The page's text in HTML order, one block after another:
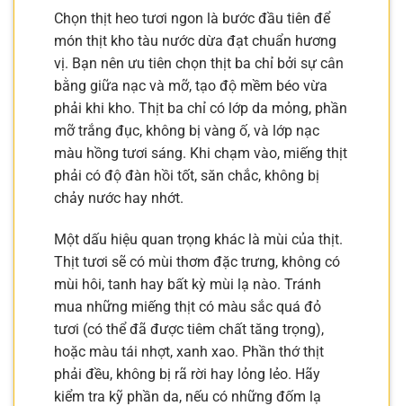
Chọn thịt heo tươi ngon là bước đầu tiên để
món thịt kho tàu nước dừa đạt chuẩn hương
vị. Bạn nên ưu tiên chọn thịt ba chỉ bởi sự cân
bằng giữa nạc và mỡ, tạo độ mềm béo vừa
phải khi kho. Thịt ba chỉ có lớp da mỏng, phần
mỡ trắng đục, không bị vàng ố, và lớp nạc
màu hồng tươi sáng. Khi chạm vào, miếng thịt
phải có độ đàn hồi tốt, săn chắc, không bị
chảy nước hay nhớt.
Một dấu hiệu quan trọng khác là mùi của thịt.
Thịt tươi sẽ có mùi thơm đặc trưng, không có
mùi hôi, tanh hay bất kỳ mùi lạ nào. Tránh
mua những miếng thịt có màu sắc quá đỏ
tươi (có thể đã được tiêm chất tăng trọng),
hoặc màu tái nhợt, xanh xao. Phần thớ thịt
phải đều, không bị rã rời hay lỏng lẻo. Hãy
kiểm tra kỹ phần da, nếu có những đốm lạ